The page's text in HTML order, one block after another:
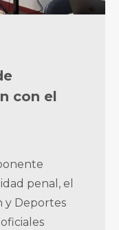
con el
penal, el
y Deportes